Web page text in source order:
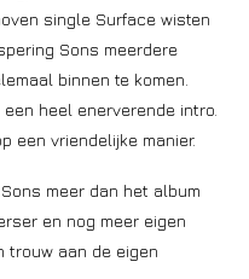
single Surface wisten
Sons meerdere
binnen te komen.
heel enerverende intro.
een vriendelijke manier.
meer dan het album
en nog meer eigen
trouw aan de eigen